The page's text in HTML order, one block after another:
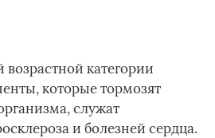
категории
которые тормозят
служат
и болезней сердца.